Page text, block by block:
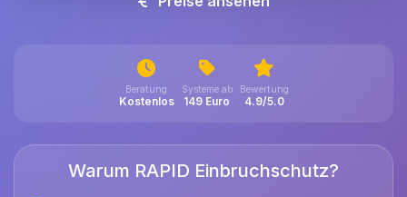
Beratung
Kostenlos
Systeme ab
149 Euro
Bewertung
4.9/5.0
Warum RAPID Einbruchschutz?